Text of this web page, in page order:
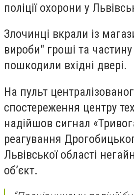
поліції охорони у
Злочинці вкрали із
вироби" гроші та частину
пошкодили вхідні двері.
На пульт
спостереження центру
надійшов сигнал
реагування
Львівської області
об’єкт.